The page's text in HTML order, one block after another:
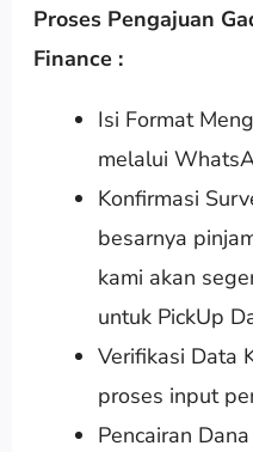
Proses Pengajuan
Finance :
Isi Format
melalui
Konfirmasi
besarnya
kami akan
untuk PickUp
Verifikasi Data
proses input
Pencairan